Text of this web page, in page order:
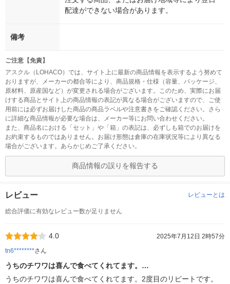
配達ができない場合があります。
備考
ご注意【免責】
アスクル（LOHACO）では、サイト上に最新の商品情報を表示するよう努めて
おりますが、メーカーの都合等により、商品規格・仕様（容量、パッケージ、
原材料、原産国など）が変更される場合がございます。このため、実際にお届
けする商品とサイト上の商品情報の表記が異なる場合がございますので、ご使
用前には必ずお届けした商品の商品ラベルや注意書きをご確認ください。さら
に詳細な商品情報が必要な場合は、メーカー等にお問い合わせください。
また、商品名における「セット」や「箱」の表記は、必ずしも箱でのお届けを
お約束するものではありません。お届け形態は倉庫の在庫状況等により異なる
場合がございます。あらかじめご了承ください。
商品情報の誤りを報告する
レビュー レビューとは
総合評価に有効なレビュー数が足りません
4.0
2025年7月12日 2時57分
tn6********さん
うちのチワワは喜んで食べてくれてます。…
うちのチワワは喜んで食べてくれてます。2度目のリピートです。